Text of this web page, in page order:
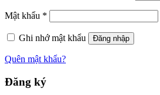
Mật khẩu *
Ghi nhớ mật khẩu Đăng nhập
Quên mật khẩu?
Đăng ký